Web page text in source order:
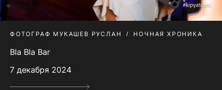
ФОТОГРАФ МУКАШЕВ РУСЛАН НОЧНАЯ ХРОНИКА
Bla Bla Bar
7 декабря 2024